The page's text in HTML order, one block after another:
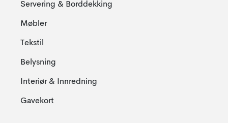
Servering & Borddekking
Møbler
Tekstil
Belysning
Interiør & Innredning
Gavekort